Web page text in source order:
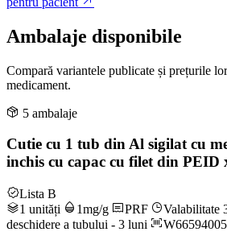
Ambalaje disponibile
Compară variantele publicate și prețurile
medicament.
5 ambalaje
Cutie cu 1 tub din Al sigilat cu
inchis cu capac cu filet din PEID
Lista B
1 unități
1mg/g PRF
Valabilitate
deschidere a tubului - 3 luni
W66594005